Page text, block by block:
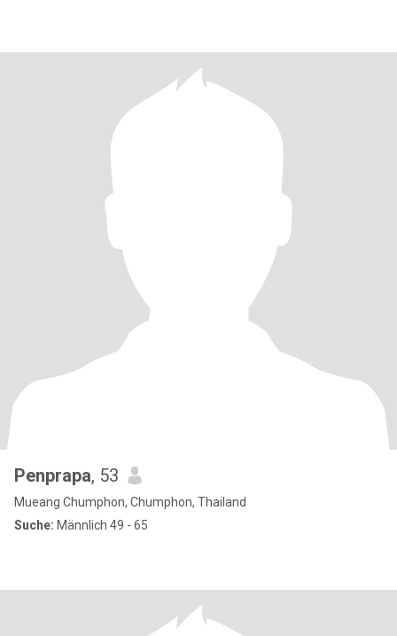
Penprapa, 53
Mueang Chumphon, Chumphon, Thailand
Suche: Männlich 49 - 65